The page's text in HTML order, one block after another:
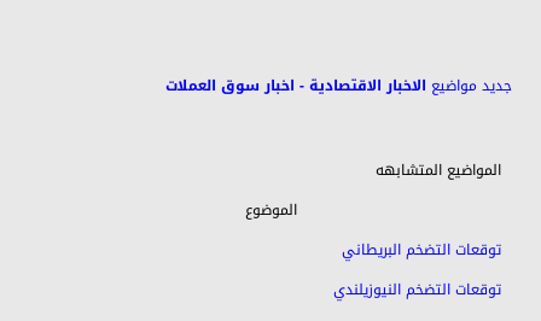
جديد مواضيع الاخبار الاقتصادية - اخبار سوق العملات
المواضيع المتشابهه
الموضوع
توقعات التضخم البريطاني
توقعات التضخم النيوزيلندي